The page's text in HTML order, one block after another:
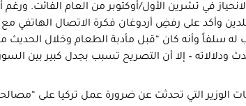
في تشرين الأول/أوكتوبر من العام الفائت. ورغم أن
وأكد على رفضِ أردوغان فكرة الاتصال الهاتفي مع
له سلفاً وأنه كان “قبل مأدبة الطعام وخلال الحديث
ودلالاته – إلا أن التصريح تسبب بجدل كبير بين
الوزير التي تحدثت عن ضرورة عمل تركيا على